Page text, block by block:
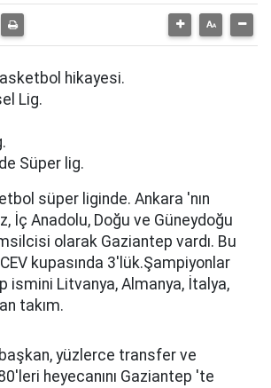
hikayesi.
Lig.
Süper lig.
süper liginde. Ankara 'nın
İç Anadolu, Doğu ve Güneydoğu
olarak Gaziantep vardı. Bu
kupasında 3'lük.Şampiyonlar
ismini Litvanya, Almanya, İtalya,
takım.
yüzlerce transfer ve
heyecanını Gaziantep 'te